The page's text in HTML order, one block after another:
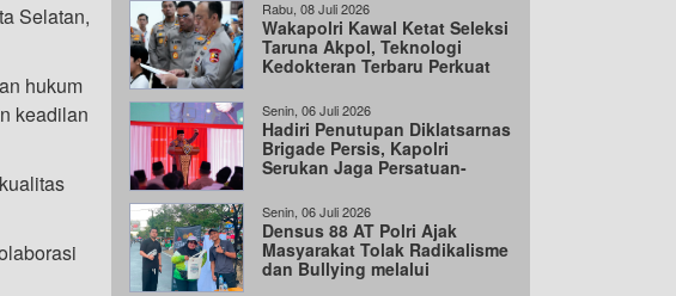
Selatan,
hukum
keadilan
Rabu, 08 Juli 2026
Wakapolri Kawal Ketat Seleksi
Taruna Akpol, Teknologi
Kedokteran Terbaru Perkuat
Senin, 06 Juli 2026
Hadiri Penutupan Diklatsarnas
Brigade Persis, Kapolri
Serukan Jaga Persatuan-
Senin, 06 Juli 2026
Densus 88 AT Polri Ajak
Masyarakat Tolak Radikalisme
dan Bullying melalui